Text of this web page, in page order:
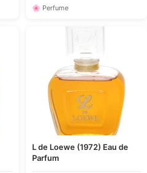
🌸 Perfume
L de Loewe (1972) Eau de
Parfum